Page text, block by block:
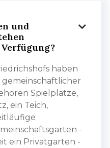
und

haben
Spielplätze,
ein Teich,
-
ein Privatgarten -